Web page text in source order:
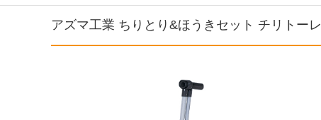
アズマ工業 ちりとり&ほうきセット チリトーレ